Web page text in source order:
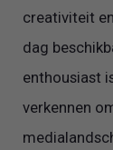
creativiteit
dag
enthousiast
verkennen